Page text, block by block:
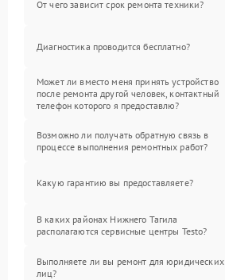
От чего зависит срок ремонта техники?
Диагностика проводится бесплатно?
Может ли вместо меня принять устройство
после ремонта другой человек, контактный
телефон которого я предоставлю?
Возможно ли получать обратную связь в
процессе выполнения ремонтных работ?
Какую гарантию вы предоставляете?
В каких районах Нижнего Тагила
располагаются сервисные центры Testo?
Выполняете ли вы ремонт для юридических
лиц?